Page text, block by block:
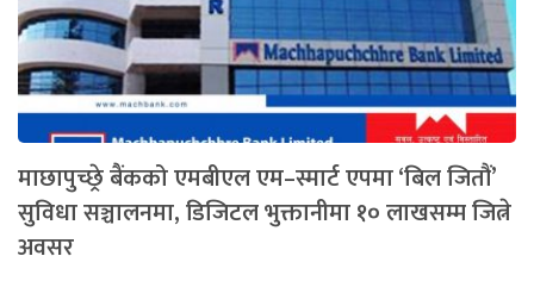
माछापुच्छ्रे बैंकको एमबीएल एम–स्मार्ट एपमा ‘बिल जितौं’
सुविधा सञ्चालनमा, डिजिटल भुक्तानीमा १० लाखसम्म जित्ने
अवसर